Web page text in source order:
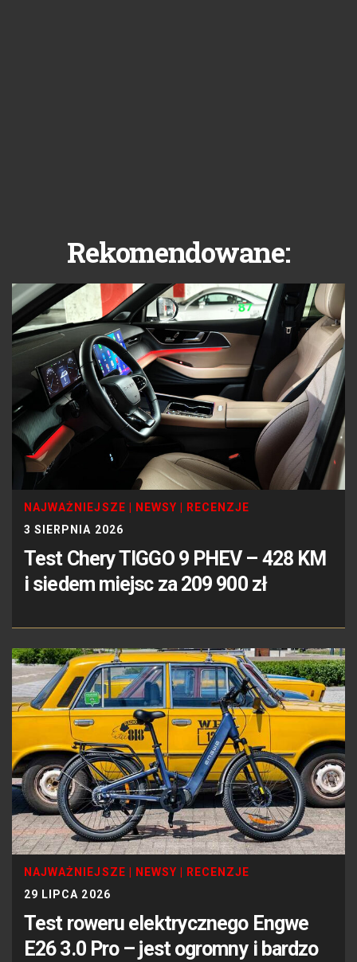
Rekomendowane:
NAJWAŻNIEJSZE NEWSY
RECENZJE
3 SIERPNIA 2026
Test Chery TIGGO 9 PHEV – 428 KM
i siedem miejsc za 209 900 zł
NAJWAŻNIEJSZE NEWSY
RECENZJE
29 LIPCA 2026
Test roweru elektrycznego Engwe
E26 3.0 Pro – jest ogromny i bardzo